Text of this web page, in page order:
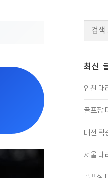
최신
인천 대
골프장
대전 탁
서울 대